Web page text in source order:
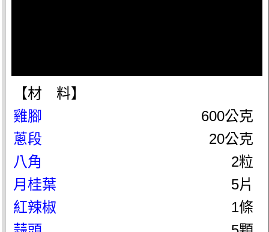
【材 料】
雞腳
600公克
蔥段
20公克
八角
2粒
月桂葉
5片
紅辣椒
1條